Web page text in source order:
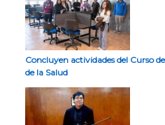
Concluyen actividades del Curso
de la Salud